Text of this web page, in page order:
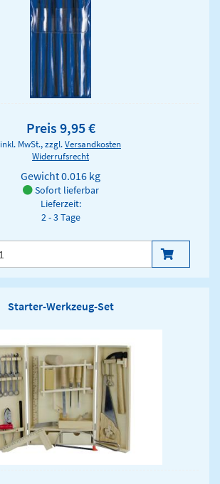
Preis 9,95 €
inkl. MwSt., zzgl.Versandkosten
Widerrufsrecht
Gewicht0.016 kg
Sofort lieferbar
Lieferzeit:
2 - 3 Tage
Starter-Werkzeug-Set